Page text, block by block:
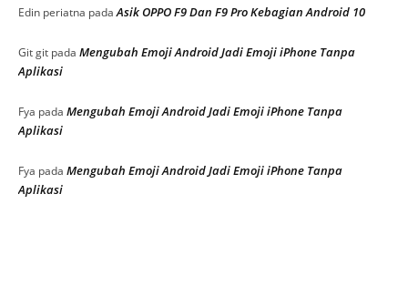
Edin periatna padaAsik OPPO F9 Dan F9 Pro Kebagian Android 10
Git git pada Mengubah Emoji Android Jadi Emoji iPhone Tanpa
Aplikasi
Fya pada Mengubah Emoji Android Jadi Emoji iPhone Tanpa
Aplikasi
Fya pada Mengubah Emoji Android Jadi Emoji iPhone Tanpa
Aplikasi